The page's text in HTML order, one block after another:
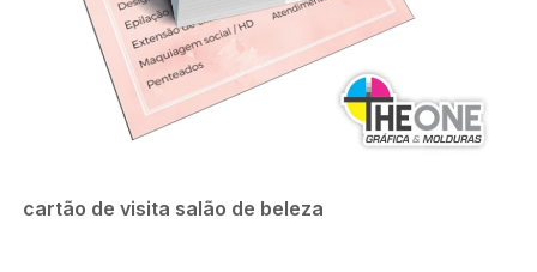
cartão de visita salão de beleza